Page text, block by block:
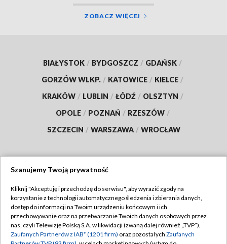
ZOBACZ WIĘCEJ
BIAŁYSTOK / BYDGOSZCZ / GDAŃSK /
GORZÓW WLKP. / KATOWICE / KIELCE /
KRAKÓW / LUBLIN / ŁÓDŹ / OLSZTYN /
OPOLE / POZNAŃ / RZESZÓW /
SZCZECIN / WARSZAWA / WROCŁAW
TVP
Abonament TVP
Emisja w TVP
Regulamin TVP
Polityka prywatności
Szanujemy Twoją prywatność
Kliknij "Akceptuję i przechodzę do serwisu", aby wyrazić zgody na
korzystanie z technologii automatycznego śledzenia i zbierania danych,
dostęp do informacji na Twoim urządzeniu końcowym i ich
przechowywanie oraz na przetwarzanie Twoich danych osobowych przez
nas, czyli Telewizję Polską S.A. w likwidacji (zwaną dalej również „TVP”),
Zaufanych Partnerów z IAB* (1201 firm) oraz pozostałych Zaufanych